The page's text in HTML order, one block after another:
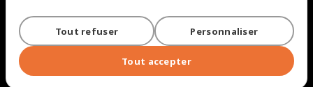
© 2026 Immobilière Pujol — Marseille. Tous droits réservés.
Mentions légales et tarifsPolitique de confidentialitéPlan du site
Gérer les cookies
Tout refuser Personnaliser
Tout accepter